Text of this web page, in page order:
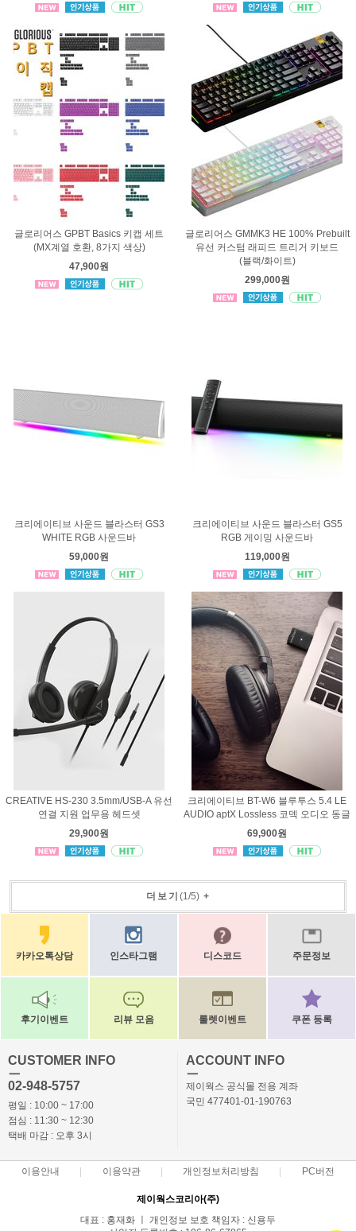
글로리어스 GPBT Basics 키캡 세트
(MX계열 호환, 8가지 색상)
47,900원
글로리어스 GMMK3 HE 100% Prebuilt
유선 커스텀 래피드 트리거 키보드
(블랙/화이트)
299,000원
크리에이티브 사운드 블라스터 GS3
WHITE RGB 사운드바
59,000원
크리에이티브 사운드 블라스터 GS5
RGB 게이밍 사운드바
119,000원
CREATIVE HS-230 3.5mm/USB-A 유선
연결 지원 업무용 헤드셋
29,900원
크리에이티브 BT-W6 블루투스 5.4 LE
AUDIO aptX Lossless 코덱 오디오 동글
69,900원
더보기 (1/5)+
카카오톡상담 인스타그램 디스코드 주문정보
후기이벤트 리뷰 모음 룰렛이벤트 쿠폰 등록
CUSTOMER INFO
ㅡ
02-948-5757
평일 : 10:00 ~ 17:00
점심 : 11:30 ~ 12:30
택배 마감 : 오후 3시
ACCOUNT INFO
ㅡ
제이웍스 공식몰 전용 계좌
국민 477401-01-190763
이용안내 이용약관 개인정보처리방침 PC버전
제이웍스코리아(주)
대표 : 홍재화 ㅣ 개인정보 보호 책임자 : 신용두